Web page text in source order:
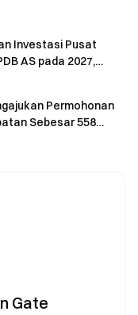
Investasi Pusat
AS pada 2027,
Krisis Subprime
Permohonan
Sebesar 558
Gate